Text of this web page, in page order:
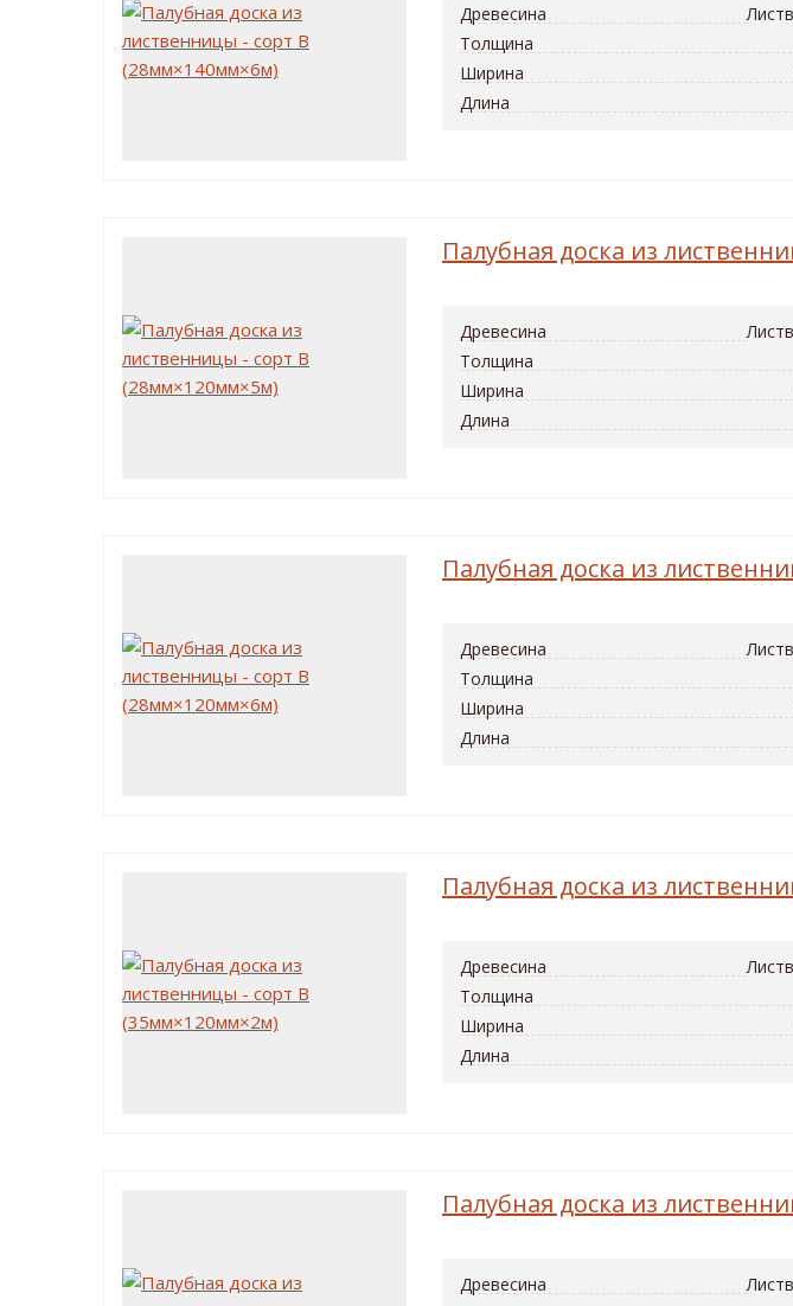
Древесина
Толщина
Ширина
Длина
Палубная доска из
Древесина
Толщина
Ширина
Длина
Палубная доска из
Древесина
Толщина
Ширина
Длина
Палубная доска из
Древесина
Толщина
Ширина
Длина
Палубная доска из
Древесина